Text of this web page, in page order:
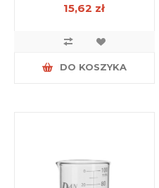
15,62 zł
DO KOSZYKA